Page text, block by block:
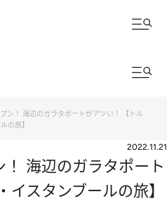
ン！ 海辺のガラタポートがアツい！ 【トル
の旅】
2022.11.21
海辺のガラタポート
スタンブールの旅】